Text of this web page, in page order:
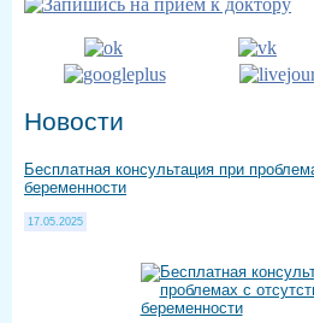
Новости
Бесплатная консультация при
беременности
17.05.2025